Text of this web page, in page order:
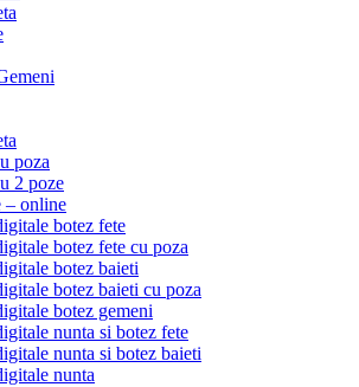
poza
2 poze
– online
botez fete
botez fete cu poza
botez baieti
botez baieti cu poza
botez gemeni
nunta si botez fete
nunta si botez baieti
nunta